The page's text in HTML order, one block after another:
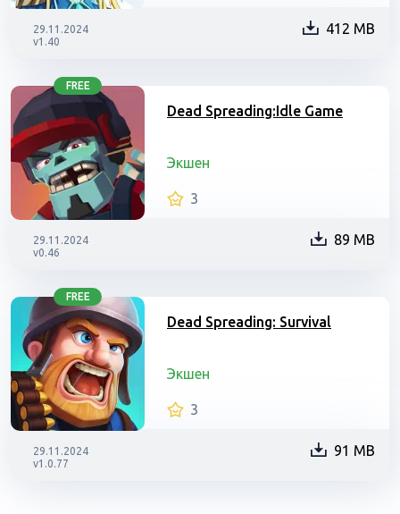
29.11.2024
v1.40
412 MB
FREE
Dead Spreading:Idle Game
Экшен
3
29.11.2024
v0.46
89 MB
FREE
Dead Spreading: Survival
Экшен
3
29.11.2024
v1.0.77
91 MB